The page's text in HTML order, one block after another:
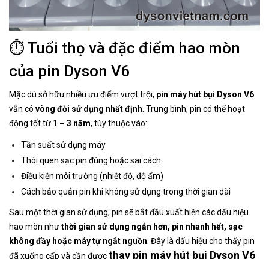
⏱ Tuổi thọ và đặc điểm hao mòn
của pin Dyson V6
Mặc dù sở hữu nhiều ưu điểm vượt trội, pin máy hút bụi Dyson V6
vẫn có vòng đời sử dụng nhất định . Trung bình, pin có thể hoạt
động tốt từ 1 – 3 năm, tùy thuộc vào:
Tần suất sử dụng máy
Thói quen sạc pin đúng hoặc sai cách
Điều kiện môi trường (nhiệt độ, độ ẩm)
Cách bảo quản pin khi không sử dụng trong thời gian dài
Sau một thời gian sử dụng, pin sẽ bắt đầu xuất hiện các dấu hiệu
hao mòn nhưthời gian sử dụng ngắn hơn, pin nhanh hết, sạc
không đầy hoặc máy tự ngắt nguồn . Đây là dấu hiệu cho thấy pin
đã xuống cấp và cần đượcthay pin máy hút bụi Dyson V6